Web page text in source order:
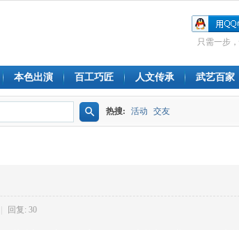
只需一步
本色出演 百工巧匠 人文传承 武艺百家
热搜: 活动 交友
回复: 30